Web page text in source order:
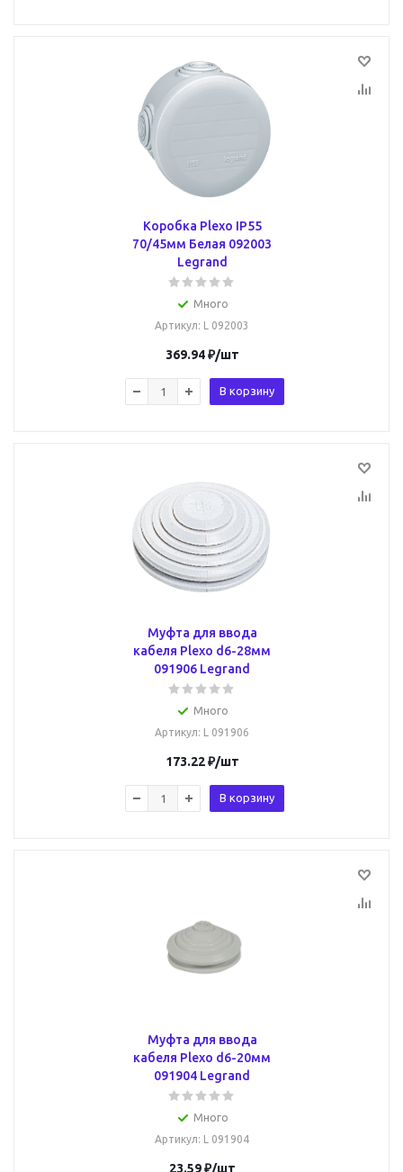
Коробка Plexo IP55
70/45мм Белая 092003
Legrand
Много
Артикул: L 092003
369.94₽/шт
В корзину
Муфта для ввода
кабеля Plexo d6-28мм
091906 Legrand
Много
Артикул: L 091906
173.22₽/шт
В корзину
Муфта для ввода
кабеля Plexo d6-20мм
091904 Legrand
Много
Артикул: L 091904
23.59₽/шт